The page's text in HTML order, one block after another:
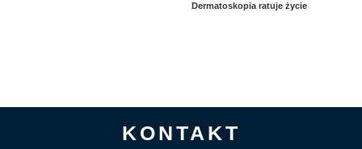
Dermatoskopia ratuje życie
KONTAKT